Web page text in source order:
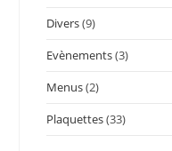
Divers(9)
Evènements(3)
Menus(2)
Plaquettes(33)